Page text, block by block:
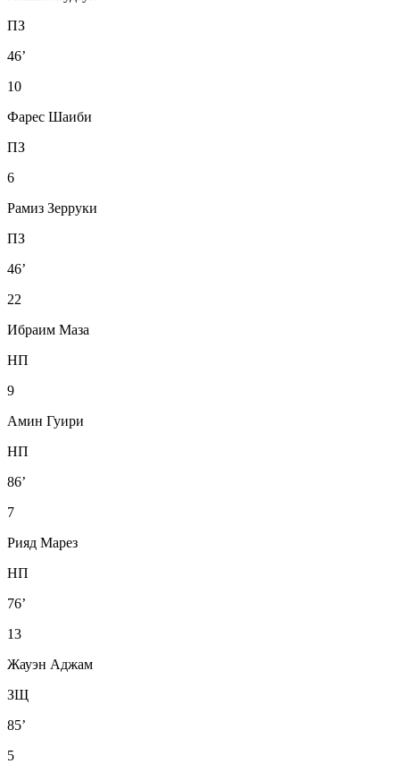
ПЗ
46’
10
Фарес Шаиби
ПЗ
6
Рамиз Зерруки
ПЗ
46’
22
Ибраим Маза
НП
9
Амин Гуири
НП
86’
7
Рияд Марез
НП
76’
13
Жауэн Аджам
ЗЩ
85’
5